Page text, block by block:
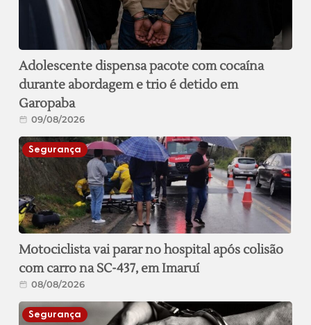
Adolescente dispensa pacote com cocaína
durante abordagem e trio é detido em
Garopaba
09/08/2026
Segurança
Motociclista vai parar no hospital após colisão
com carro na SC-437, em Imaruí
08/08/2026
Segurança